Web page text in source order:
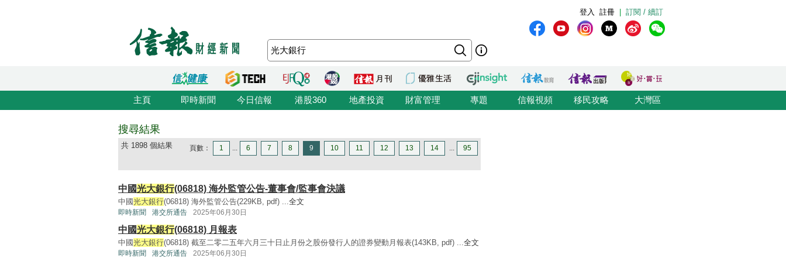
訂閱 / 續訂
註冊
登入
主頁 即時新聞 今日信報 港股360 地產投資 財富管理 專題 信報視頻 移民攻略 大灣區
搜尋結果
共 1898 個結果 頁數： 1 ... 6 7 8 9 10 11 12 13 14 ... 95
中國光大銀行(06818) 海外監管公告-董事會/監事會決議
中國光大銀行(06818) 海外監管公告(229KB, pdf) ...全文
即時新聞 港交所通告 2025年06月30日
中國光大銀行(06818) 月報表
中國光大銀行(06818) 截至二零二五年六月三十日止月份之股份發行人的證券變動月報表(143KB, pdf) ...全文
即時新聞 港交所通告 2025年06月30日